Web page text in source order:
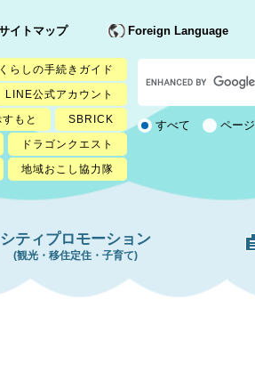
イトマップ Foreign Language
らしの手続きガイド
LINE公式アカウント
もと
SBRICK
ドラゴンクエスト
地域おこし協力隊
カ
ス
タ
ム
検 すべて ページ
シティプロモーション
(観光・移住定住・子育て)